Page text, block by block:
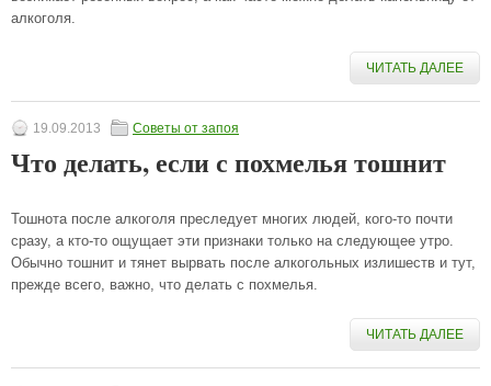
алкоголя.
ЧИТАТЬ ДАЛЕЕ
19.09.2013 Советы от запоя
Что делать, если с похмелья тошнит
Тошнота после алкоголя преследует многих людей, кого-то почти
сразу, а кто-то ощущает эти признаки только на следующее утро.
Обычно тошнит и тянет вырвать после алкогольных излишеств и тут,
прежде всего, важно, что делать с похмелья.
ЧИТАТЬ ДАЛЕЕ